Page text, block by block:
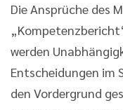
Die Ansprüche des
werden
Entscheidungen im
den Vordergrund